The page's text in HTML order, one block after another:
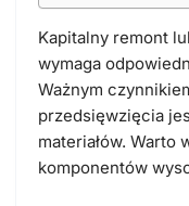
Kapitalny remont
wymaga
Ważnym
przedsięwzięcia
materiałów. Warto
komponentów